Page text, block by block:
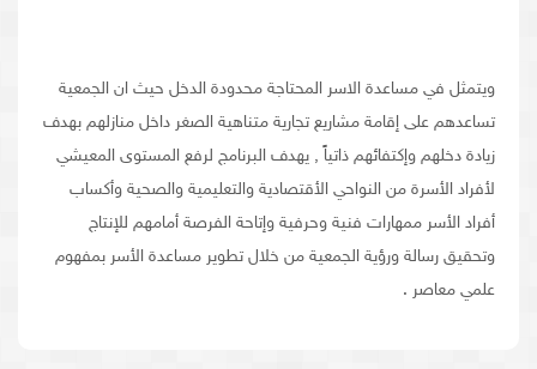
ويتمثل في مساعدة الاسر المحتاجة محدودة الدخل حيث ان الجمعية
تساعدهم على إقامة مشاريع تجارية متناهية الصغر داخل منازلهم بهدف
زيادة دخلهم وإكتفائهم ذاتياً , يهدف البرنامج لرفع المستوى المعيشي
لأفراد الأسرة من النواحي الأقتصادية والتعليمية والصحية وأكساب
أفراد الأسر ممهارات فنية وحرفية وإتاحة الفرصة أمامهم للإنتاج
وتحقيق رسالة ورؤية الجمعية من خلال تطوير مساعدة الأسر بمفهوم
علمي معاصر .